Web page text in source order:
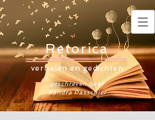
Retorica
verhalen en gedichten
geschreven door
Sandra Passchier